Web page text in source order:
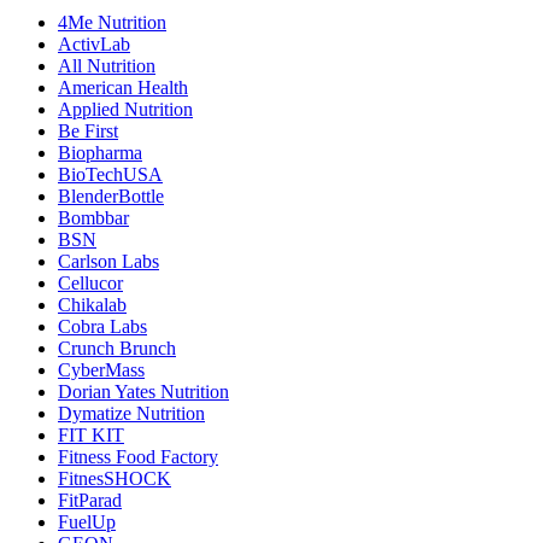
4Me Nutrition
ActivLab
All Nutrition
American Health
Applied Nutrition
Be First
Biopharma
BioTechUSA
BlenderBottle
Bombbar
BSN
Carlson Labs
Cellucor
Chikalab
Cobra Labs
Crunch Brunch
CyberMass
Dorian Yates Nutrition
Dymatize Nutrition
FIT KIT
Fitness Food Factory
FitnesSHOCK
FitParad
FuelUp